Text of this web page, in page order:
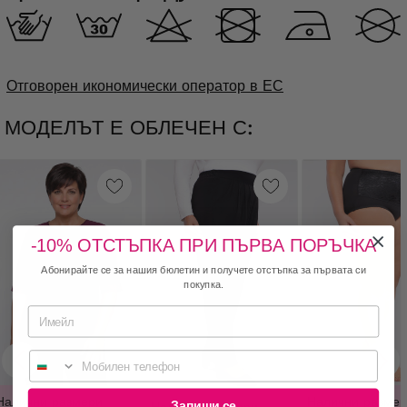
Отговорен икономически оператор в ЕС
МОДЕЛЪТ Е ОБЛЕЧЕН С:
размери Налични
-10% ОТСТЪПКА ПРИ ПЪРВА ПОРЪЧКА
Абонирайте се за нашия бюлетин и получете отстъпка за първата си
покупка.
Мобилен телефон